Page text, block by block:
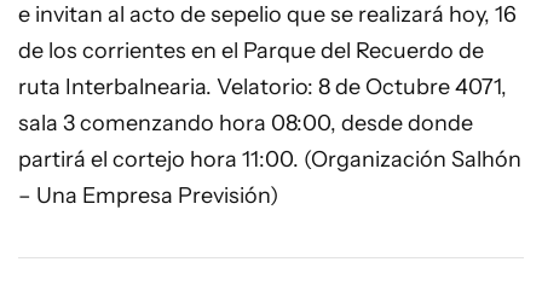
e invitan al acto de sepelio que se realizará hoy, 16
de los corrientes en el Parque del Recuerdo de
ruta Interbalnearia. Velatorio: 8 de Octubre 4071,
sala 3 comenzando hora 08:00, desde donde
partirá el cortejo hora 11:00. (Organización Salhón
– Una Empresa Previsión)